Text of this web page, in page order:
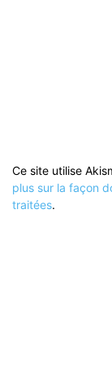
Ce site utilise
plus sur la façon
traitées.